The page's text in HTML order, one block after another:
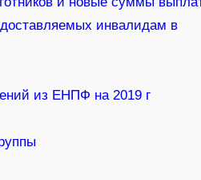
инвалидам в
из ЕНПФ на 2019 г